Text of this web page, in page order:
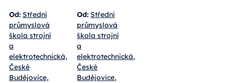
Od: Střední
průmyslová
škola strojní
a
elektrotechnická,
České
Budějovice,
Od: Střední
průmyslová
škola strojní
a
elektrotechnická,
České
Budějovice,